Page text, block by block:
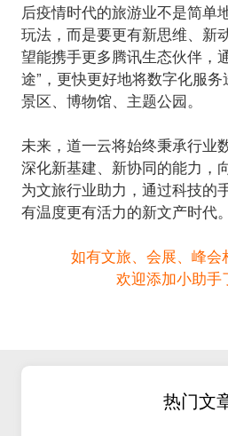
后疫情时代的旅游业不是简单
玩法，而是要更有新思维、新
望能携手更多腾讯生态伙伴，
途”，更快更好地将数字化服务
景区、博物馆、主题公园。
未来，道一云将始终秉承行业
深化新基建、新协同的能力，
为文旅行业助力，通过科技的
如有文旅、会展、峰会
欢迎添加小助手
热门文